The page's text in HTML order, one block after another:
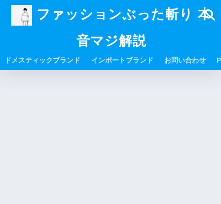
ファッションぶった斬り 本
音マジ解説
ドメスティックブランド インポートブランド お問い合わせ